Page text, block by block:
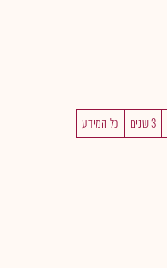
3 שנים כל המידע